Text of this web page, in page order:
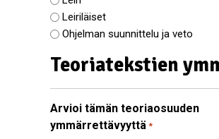
Leiriläiset
Ohjelman suunnittelu ja veto
Teoriatekstien
Arvioi tämän teoriaosuuden
ymmärrettävyyttä *